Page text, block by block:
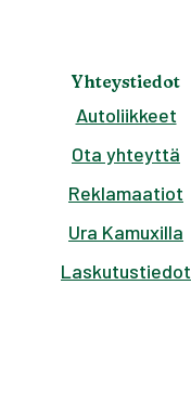
Yhteystiedot
Autoliikkeet
Ota yhteyttä
Reklamaatiot
Ura Kamuxilla
Laskutustiedot